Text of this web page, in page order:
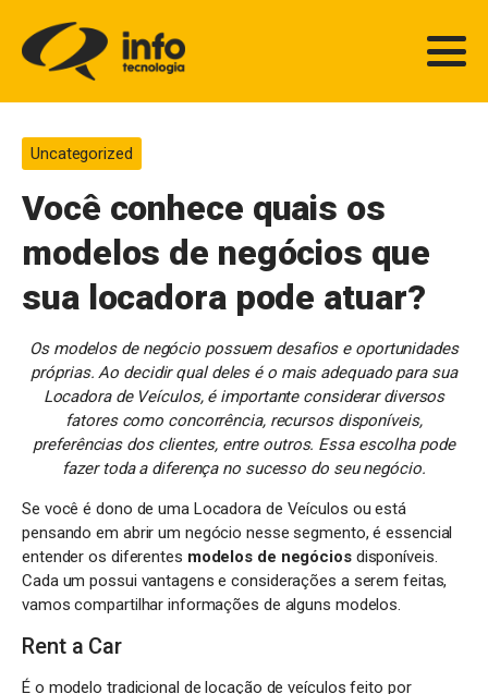
Uncategorized
Você conhece quais os
modelos de negócios que
sua locadora pode atuar?
Os modelos de negócio possuem desafios e oportunidades
próprias. Ao decidir qual deles é o mais adequado para sua
Locadora de Veículos, é importante considerar diversos
fatores como concorrência, recursos disponíveis,
preferências dos clientes, entre outros. Essa escolha pode
fazer toda a diferença no sucesso do seu negócio.
Se você é dono de uma Locadora de Veículos ou está
pensando em abrir um negócio nesse segmento, é essencial
entender os diferentes modelos de negóciosdisponíveis.
Cada um possui vantagens e considerações a serem feitas,
vamos compartilhar informações de alguns modelos.
Rent a Car
É o modelo tradicional de locação de veículos feito por